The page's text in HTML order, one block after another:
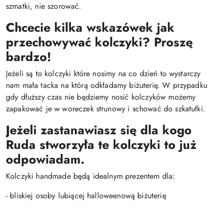
szmatki, nie szorować.
Chcecie kilka wskazówek jak
przechowywać kolczyki? Proszę
bardzo!
Jeżeli są to kolczyki które nosimy na co dzień to wystarczy
nam mała tacka na którą odkładamy biżuterię. W przypadku
gdy dłuższy czas nie będziemy nosić kolczyków możemy
zapakować je w woreczek strunowy i schować do szkatułki.
Jeżeli zastanawiasz się dla kogo
Ruda stworzyła te kolczyki to już
odpowiadam.
Kolczyki handmade będą idealnym prezentem dla:
- bliskiej osoby lubiącej halloweenową biżuterię